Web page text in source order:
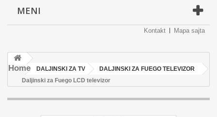
MENI
Kontakt Mapa sajta
Home DALJINSKI ZA TV
DALJINSKI ZA FUEGO TELEVIZOR
Daljinski za Fuego LCD televizor